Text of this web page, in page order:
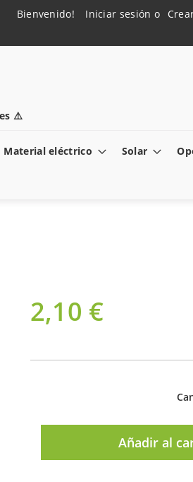
Bienvenido! Iniciar sesión
⚠️
Material eléctrico Solar
2,10 €
Añadir al